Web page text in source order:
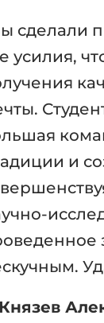
сделали
усилия,
и
Князев